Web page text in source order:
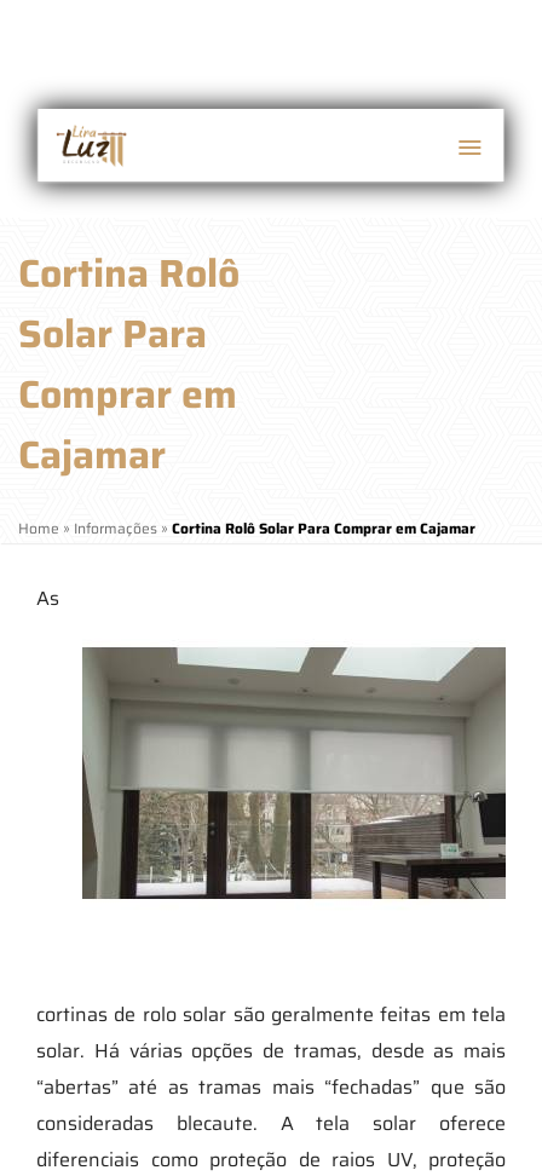
Cortina Rolô
Solar Para
Comprar em
Cajamar
Home » Informações » Cortina Rolô Solar Para Comprar em Cajamar
As
cortinas de rolo solar são geralmente feitas em tela
solar. Há várias opções de tramas, desde as mais
“abertas” até as tramas mais “fechadas” que são
consideradas blecaute. A tela solar oferece
diferenciais como proteção de raios UV, proteção